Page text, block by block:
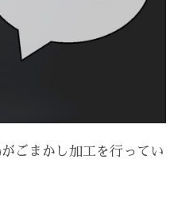
ごまかし加工を行ってい